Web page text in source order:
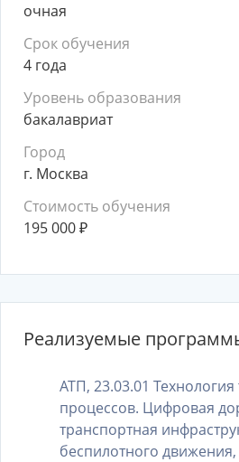
очная
Срок обучения
4 года
Уровень образования
бакалавриат
Город
г. Москва
Стоимость обучения
195 000₽
Реализуемые
АТП, 23.03.01
процессов. Цифровая
транспортная
беспилотного